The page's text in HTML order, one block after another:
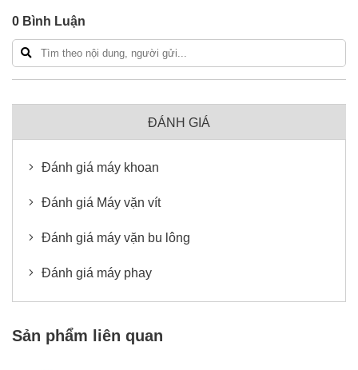
0 Bình Luận
ĐÁNH GIÁ
Đánh giá máy khoan
Đánh giá Máy vặn vít
Đánh giá máy vặn bu lông
Đánh giá máy phay
Sản phẩm liên quan